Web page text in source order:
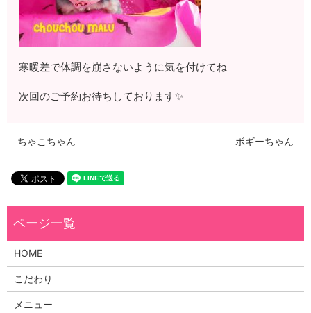
寒暖差で体調を崩さないように気を付けてね
次回のご予約お待ちしております✨
ちゃこちゃん ボギーちゃん
HOME
こだわり
メニュー